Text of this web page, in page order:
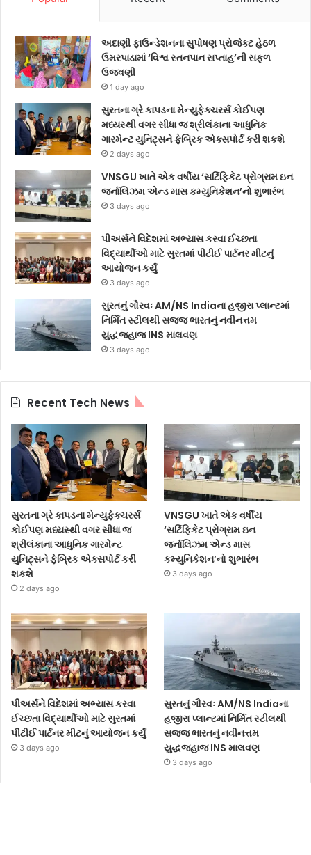
અદાણી ફાઉન્ડેશનના સુપોષણ પ્રોજેક્ટ હેઠળ
ઉમરપાડામાં ‘વિશ્વ સ્તનપાન સપ્તાહ’ની સફળ
ઉજવણી
1 day ago
સુરતના ગ્રે કાપડના મેન્યુફેક્ચરર્સ કોઈપણ
મધ્યસ્થી વગર સીધા જ શ્રીલંકાના આધુનિક
ગારમેન્ટ યુનિટ્સને ફેબ્રિક એક્સપોર્ટ કરી શકશે
2 days ago
VNSGU ખાતે એક વર્ષીય ‘સર્ટિફિકેટ પ્રોગ્રામ ઇન
જર્નાલિઝમ એન્ડ માસ કમ્યુનિકેશન’નો શુભારંભ
3 days ago
પીઅર્સને વિદેશમાં અભ્યાસ કરવા ઈચ્છતા
વિદ્યાર્થીઓ માટે સુરતમાં પીટીઈ પાર્ટનર મીટનું
આયોજન કર્યું
3 days ago
સુરતનું ગૌરવઃ AM/NS Indiaના હજીરા પ્લાન્ટમાં
નિર્મિત સ્ટીલથી સજ્જ ભારતનું નવીનત્તમ
યુદ્ધજહાજ INS માલવણ
3 days ago
Recent Tech News
સુરતના ગ્રે કાપડના મેન્યુફેક્ચરર્સ
કોઈપણ મધ્યસ્થી વગર સીધા જ
શ્રીલંકાના આધુનિક ગારમેન્ટ
યુનિટ્સને ફેબ્રિક એક્સપોર્ટ કરી
શકશે
2 days ago
VNSGU ખાતે એક વર્ષીય
‘સર્ટિફિકેટ પ્રોગ્રામ ઇન
જર્નાલિઝમ એન્ડ માસ
કમ્યુનિકેશન’નો શુભારંભ
3 days ago
પીઅર્સને વિદેશમાં અભ્યાસ કરવા
ઈચ્છતા વિદ્યાર્થીઓ માટે સુરતમાં
પીટીઈ પાર્ટનર મીટનું આયોજન કર્યું
3 days ago
સુરતનું ગૌરવઃ AM/NS Indiaના
હજીરા પ્લાન્ટમાં નિર્મિત સ્ટીલથી
સજ્જ ભારતનું નવીનત્તમ
યુદ્ધજહાજ INS માલવણ
3 days ago